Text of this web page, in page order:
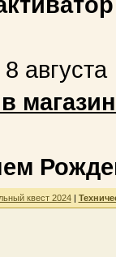
8 августа
квест 2024|